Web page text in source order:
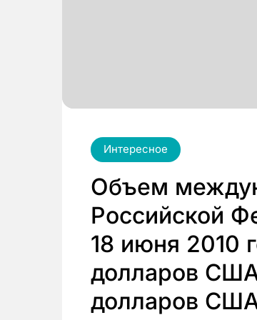
Интересное
Объем
Российской
18 июня 2010
долларов
долларов США